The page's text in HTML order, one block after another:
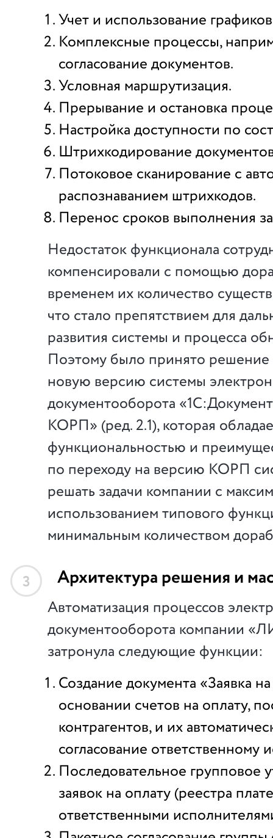
Учет и использование
Комплексные процессы,
согласование документов.
Условная маршрутизация.
Прерывание и остановка
Настройка доступности по
Штрихкодирование
Потоковое сканирование с
распознаванием штрихкодов.
Перенос сроков выполнения
Недостаток функционала
компенсировали с помощью
временем их количество
что стало препятствием для
развития системы и процесса
Поэтому было принято решение
новую версию системы
документооборота
КОРП» (ред. 2.1), которая
функциональностью и
по переходу на версию КОРП
решать задачи компании с
использованием типового
минимальным количеством
3 Архитектура решения и
Автоматизация процессов
документооборота компании
затронула следующие функции:
Создание документа «Заявка
основании счетов на оплату,
контрагентов, и их
согласование ответственному
Последовательное групповое
заявок на оплату (реестра
ответственными